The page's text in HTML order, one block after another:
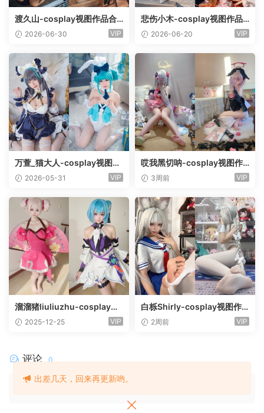
渡久山-cosplay视图作品合
集[12套]
2026-06-30 VIP
悲伤小木-cosplay视图作品
合集[10套]
2026-06-20 VIP
万萱_猫大人-cosplay视图作
品合集[9套]
2026-05-31 VIP
哎我黑切呐-cosplay视图作
品合集[8套]
3周前 VIP
溜溜猪liuliuzhu-cosplay视
图作品合集[3套]
2025-12-25 VIP
白栎Shirly-cosplay视图作
品合集[56套]
2周前 VIP
评论 0
出差几天，回来再更新哟。